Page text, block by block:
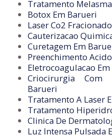
Tratamento
Botox Em Barueri
Laser Co2
Cauterizacao
Curetagem Em
Preenchimento
Eletrocoagulacao
Criocirurgia
Barueri
Tratamento A Laser
Tratamento
Clinica De
Luz Intensa Pulsada